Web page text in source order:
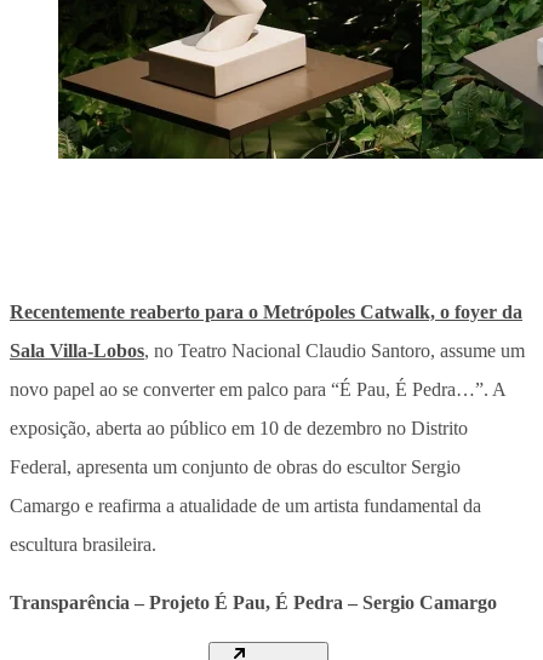
Recentemente reaberto para o Metrópoles Catwalk, o foyer da
Sala Villa-Lobos, no Teatro Nacional Claudio Santoro, assume um
novo papel ao se converter em palco para “É Pau, É Pedra…”. A
exposição, aberta ao público em 10 de dezembro no Distrito
Federal, apresenta um conjunto de obras do escultor Sergio
Camargo e reafirma a atualidade de um artista fundamental da
escultura brasileira.
Transparência – Projeto É Pau, É Pedra – Sergio Camargo